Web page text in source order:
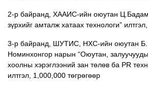
2-р байранд, ХААИС-ийн оюутан
зүрхийг амталж хатаах технологи”
3-р байранд, ШУТИС, НХС-ийн оюутан Б.
Номинхонгор нарын “Оюутан,
хоолны хэрэглээний зан төлөв ба PR
илтгэл, 1,000,000 төгрөгөөр